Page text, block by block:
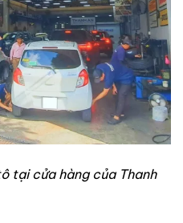
tại cửa hàng của Thanh